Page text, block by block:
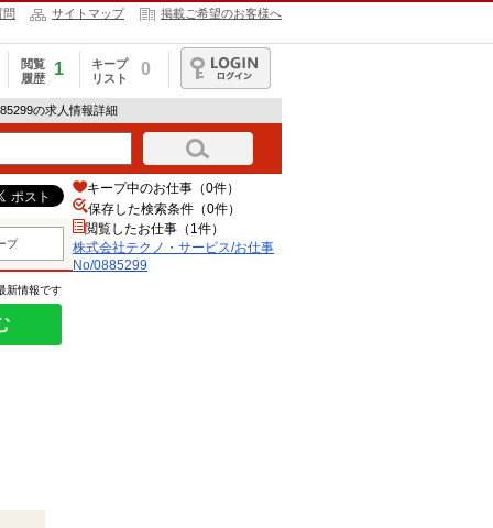
問 サイトマップ 掲載ご希望のお客様へ
閲覧
履歴
1
キープ
リスト
0
ログイン
の求人情報詳細
プ
新情報です
キープ中のお仕事（0件）
保存した検索条件（0件）
閲覧したお仕事（1件）
株式会社テクノ・サービス/お仕事
No/0885299